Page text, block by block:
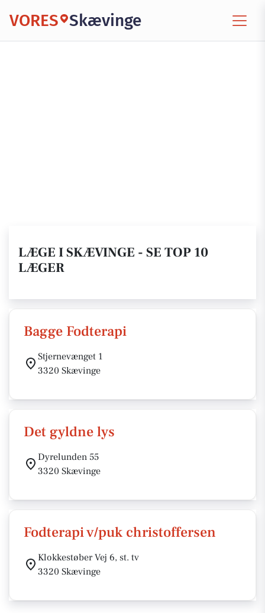
VORES Skævinge
LÆGE I SKÆVINGE - SE TOP 10
LÆGER
Bagge Fodterapi
Stjernevænget 1
3320 Skævinge
Det gyldne lys
Dyrelunden 55
3320 Skævinge
Fodterapi v/puk christoffersen
Klokkestøber Vej 6, st. tv
3320 Skævinge